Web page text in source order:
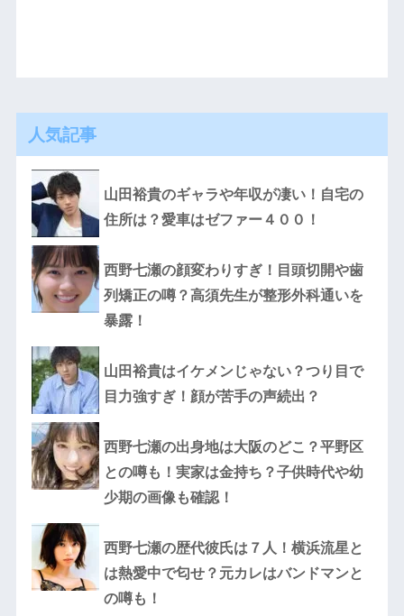
人気記事
山田裕貴のギャラや年収が凄い！自宅の
住所は？愛車はゼファー４００！
西野七瀬の顔変わりすぎ！目頭切開や歯
列矯正の噂？高須先生が整形外科通いを
暴露！
山田裕貴はイケメンじゃない？つり目で
目力強すぎ！顔が苦手の声続出？
西野七瀬の出身地は大阪のどこ？平野区
との噂も！実家は金持ち？子供時代や幼
少期の画像も確認！
西野七瀬の歴代彼氏は７人！横浜流星と
は熱愛中で匂せ？元カレはバンドマンと
の噂も！